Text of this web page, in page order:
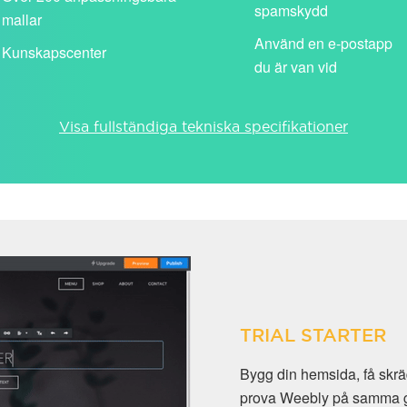
mallar
Kunskapscenter
spamskydd
Använd en e-postapp
du är van vid
Visa fullständiga tekniska specifikationer
TRIAL STARTER
Bygg din hemsida, få
prova Weebly på samma